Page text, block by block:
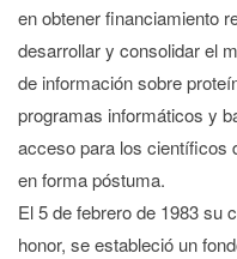
en obtener financiamiento
desarrollar y consolidar el
de información sobre
programas informáticos y
acceso para los científicos
en forma póstuma.
El 5 de febrero de 1983 su
honor, se estableció un